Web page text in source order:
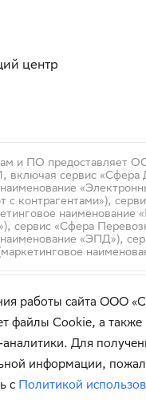
центр
и ПО предоставляет
включая сервис «Сфера
с контрагентами»),
наименование
сервис «Сфера
«ЭПД»),
сайта
работы сайта ООО
файлы Cookie, а также
аналитики. Для
информации,
с Политикой